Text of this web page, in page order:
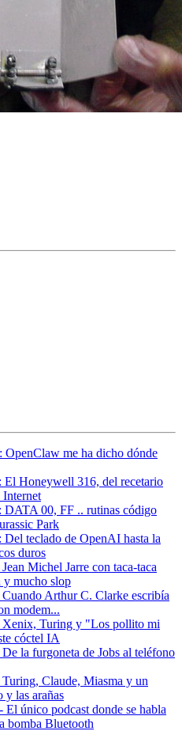
OpenClaw me ha dicho dónde
El Honeywell 316, del recetario
Internet
DATA 00, FF .. rutinas código
Park
teclado de OpenAI hasta la
duros
Michel Jarre con taca-taca
y mucho slop
Arthur C. Clarke escribía
modem...
Xenix, Turing y "Los pollito mi
cóctel IA
la furgoneta de Jobs al teléfono
Claude, Miasma y un
las arañas
El único podcast donde se habla
bomba Bluetooth